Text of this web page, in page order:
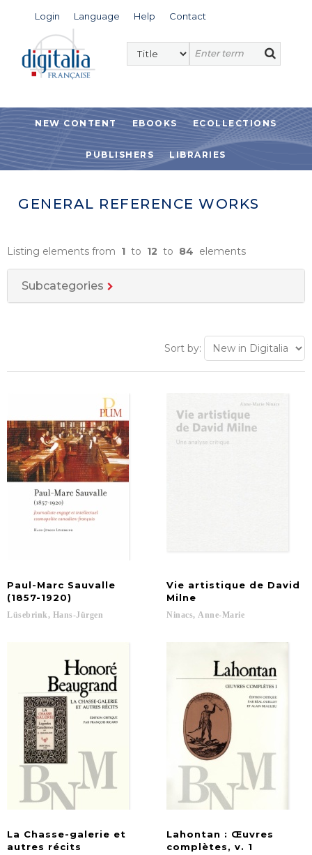
Login Language Help Contact
NEW CONTENT EBOOKS ECOLLECTIONS
PUBLISHERS LIBRARIES
GENERAL REFERENCE WORKS
Listing elements from 1 to 12 to 84 elements
Subcategories
Sort by:
Paul-Marc Sauvalle
(1857-1920)
Lüsebrink, Hans-Jürgen
Vie artistique de David
Milne
Ninacs, Anne-Marie
La Chasse-galerie et
autres récits
Lahontan : Œuvres
complètes, v. 1